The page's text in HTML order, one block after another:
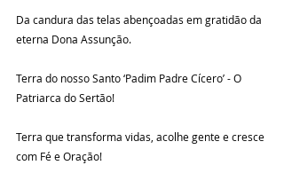
Da candura das telas abençoadas em gratidão da
eterna Dona Assunção.
Terra do nosso Santo ‘Padim Padre Cícero’ - O
Patriarca do Sertão!
Terra que transforma vidas, acolhe gente e cresce
com Fé e Oração!